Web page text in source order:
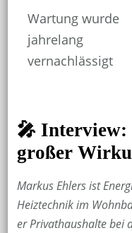
Wartung wurde
jahrelang
vernachlässigt
🎤 Interview:
großer
Markus Ehlers ist
Heiztechnik im
er Privathaushalte bei